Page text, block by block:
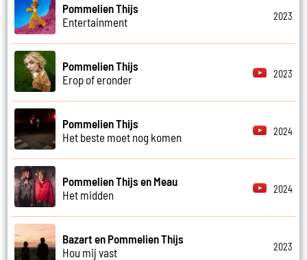
Pommelien Thijs
Entertainment
2023
Pommelien Thijs
Erop of eronder
2023
Pommelien Thijs
Het beste moet nog komen
2024
Pommelien Thijs en Meau
Het midden
2024
Bazart en Pommelien Thijs
Hou mij vast
2023